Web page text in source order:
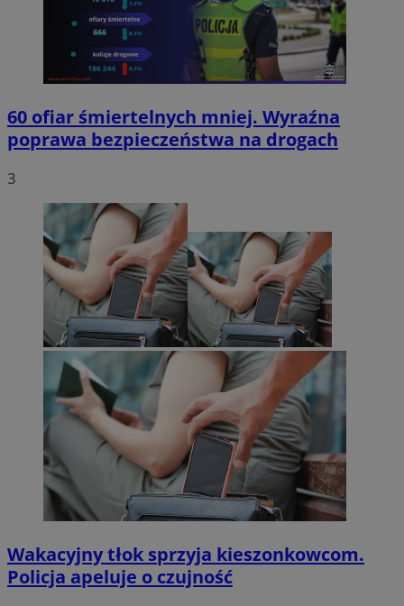
60 ofiar śmiertelnych mniej. Wyraźna
poprawa bezpieczeństwa na drogach
3
Wakacyjny tłok sprzyja kieszonkowcom.
Policja apeluje o czujność